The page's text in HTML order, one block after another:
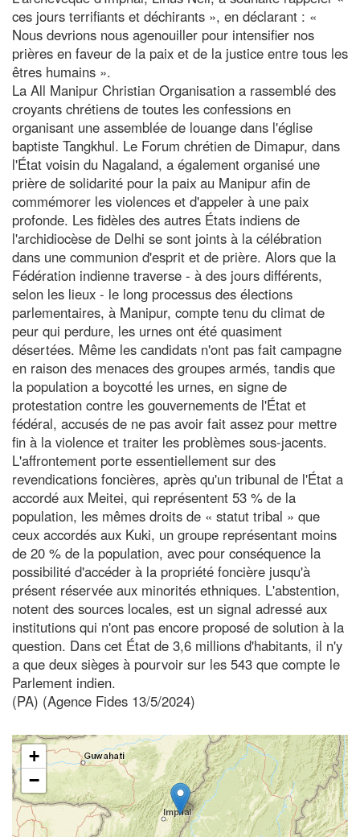
ces jours terrifiants et déchirants », en déclarant : «
Nous devrions nous agenouiller pour intensifier nos
prières en faveur de la paix et de la justice entre tous les
êtres humains ».
La All Manipur Christian Organisation a rassemblé des
croyants chrétiens de toutes les confessions en
organisant une assemblée de louange dans l'église
baptiste Tangkhul. Le Forum chrétien de Dimapur, dans
l'État voisin du Nagaland, a également organisé une
prière de solidarité pour la paix au Manipur afin de
commémorer les violences et d'appeler à une paix
profonde. Les fidèles des autres États indiens de
l'archidiocèse de Delhi se sont joints à la célébration
dans une communion d'esprit et de prière. Alors que la
Fédération indienne traverse - à des jours différents,
selon les lieux - le long processus des élections
parlementaires, à Manipur, compte tenu du climat de
peur qui perdure, les urnes ont été quasiment
désertées. Même les candidats n'ont pas fait campagne
en raison des menaces des groupes armés, tandis que
la population a boycotté les urnes, en signe de
protestation contre les gouvernements de l'État et
fédéral, accusés de ne pas avoir fait assez pour mettre
fin à la violence et traiter les problèmes sous-jacents.
L'affrontement porte essentiellement sur des
revendications foncières, après qu'un tribunal de l'État a
accordé aux Meitei, qui représentent 53 % de la
population, les mêmes droits de « statut tribal » que
ceux accordés aux Kuki, un groupe représentant moins
de 20 % de la population, avec pour conséquence la
possibilité d'accéder à la propriété foncière jusqu'à
présent réservée aux minorités ethniques. L'abstention,
notent des sources locales, est un signal adressé aux
institutions qui n'ont pas encore proposé de solution à la
question. Dans cet État de 3,6 millions d'habitants, il n'y
a que deux sièges à pourvoir sur les 543 que compte le
Parlement indien.
(PA) (Agence Fides 13/5/2024)
+
−